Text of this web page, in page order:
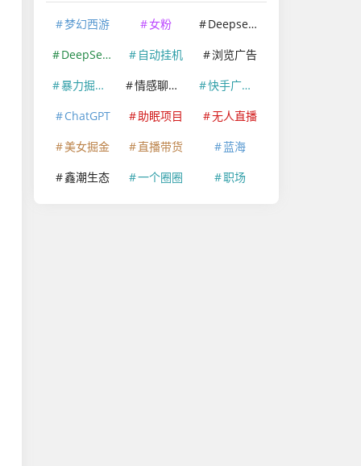
梦幻西游 女粉
Deepseek
DeepSeek
自动挂机
浏览广告
暴力掘金项目
情感聊天赛道
快手广告掘金
ChatGPT
助眠项目
无人直播
美女掘金
直播带货
蓝海
鑫潮生态
一个圈圈 职场